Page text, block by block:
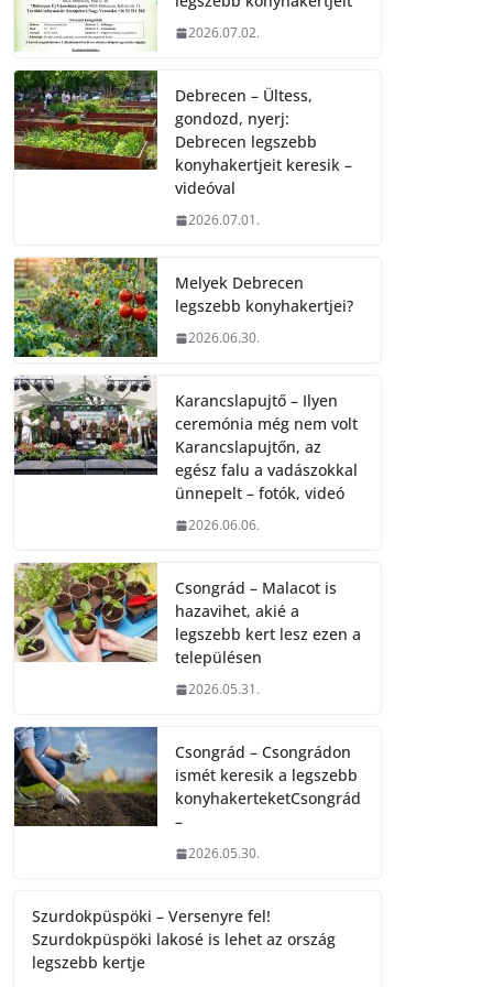
2026.07.02.
Debrecen – Ültess,
gondozd, nyerj:
Debrecen legszebb
konyhakertjeit keresik –
videóval
2026.07.01.
Melyek Debrecen
legszebb konyhakertjei?
2026.06.30.
Karancslapujtő – Ilyen
ceremónia még nem volt
Karancslapujtőn, az
egész falu a vadászokkal
ünnepelt – fotók, videó
2026.06.06.
Csongrád – Malacot is
hazavihet, akié a
legszebb kert lesz ezen a
településen
2026.05.31.
Csongrád – Csongrádon
ismét keresik a legszebb
konyhakerteketCsongrád
–
2026.05.30.
Szurdokpüspöki – Versenyre fel!
Szurdokpüspöki lakosé is lehet az ország
legszebb kertje